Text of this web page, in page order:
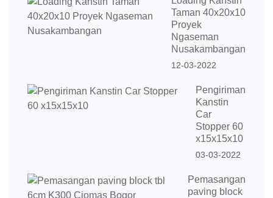
Taman 40x20x10
Proyek
Ngaseman
Nusakambangan
12-03-2022
Pengiriman
Kanstin
Car
Stopper 60
x15x15x10
03-03-2022
Pemasangan
paving block